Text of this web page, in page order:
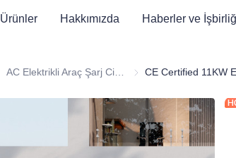
Ürünler Hakkımızda Haberler ve
AC Elektrikli Araç Şarj